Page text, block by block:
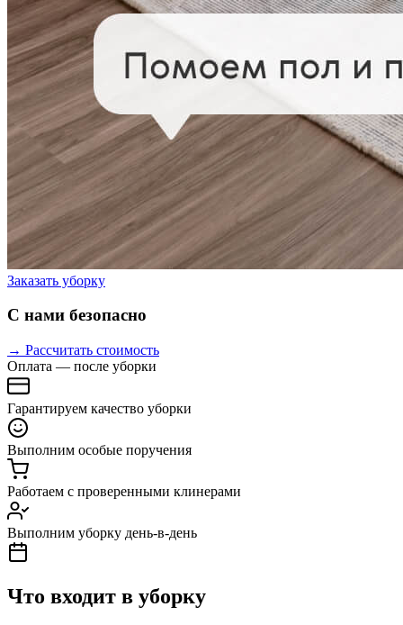
Заказать уборку
С нами безопасно
→ Рассчитать стоимость
Оплата — после уборки
Гарантируем качество уборки
Выполним особые поручения
Работаем с проверенными клинерами
Выполним уборку день-в-день
Что входит в уборку